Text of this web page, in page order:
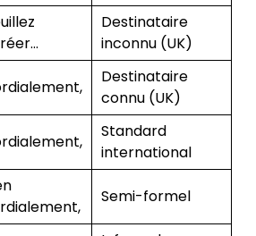
Destinataire
inconnu (UK)
Destinataire
connu (UK)
Standard
international
Semi-formel